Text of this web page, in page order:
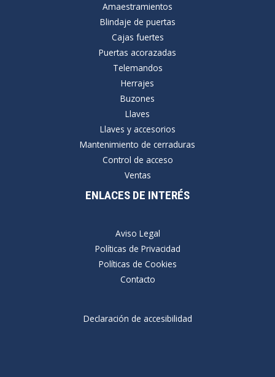
Amaestramientos
Blindaje de puertas
Cajas fuertes
Puertas acorazadas
Telemandos
Herrajes
Buzones
Llaves
Llaves y accesorios
Mantenimiento de cerraduras
Control de acceso
Ventas
ENLACES DE INTERÉS
Aviso Legal
Políticas de Privacidad
Políticas de Cookies
Contacto
Declaración de accesibilidad